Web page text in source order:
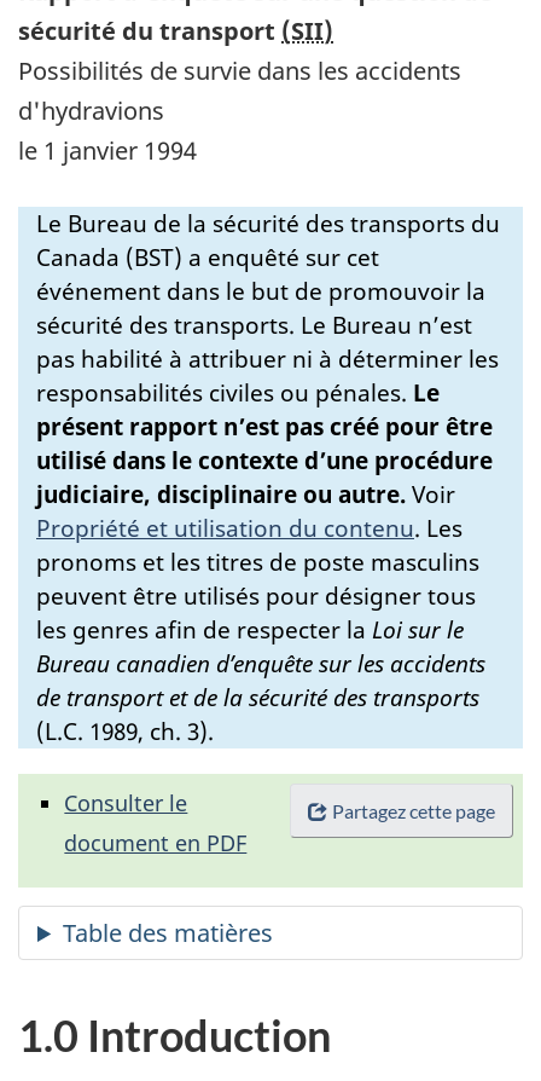
sécurité du transport (SII)
Possibilités de survie dans les accidents
d'hydravions
le 1 janvier 1994
Le Bureau de la sécurité des transports du
Canada (BST) a enquêté sur cet
événement dans le but de promouvoir la
sécurité des transports. Le Bureau n’est
pas habilité à attribuer ni à déterminer les
responsabilités civiles ou pénales. Le
présent rapport n’est pas créé pour être
utilisé dans le contexte d’une procédure
judiciaire, disciplinaire ou autre.Voir
Propriété et utilisation du contenu. Les
pronoms et les titres de poste masculins
peuvent être utilisés pour désigner tous
les genres afin de respecter la Loi sur le
Bureau canadien d’enquête sur les accidents
de transport et de la sécurité des transports
(L.C. 1989, ch. 3).
Partagez cette page
Consulter le
document en PDF
1.0 Introduction